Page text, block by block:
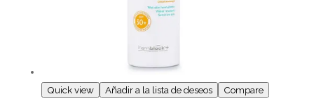
Quick view Añadir a la lista de deseos Compare